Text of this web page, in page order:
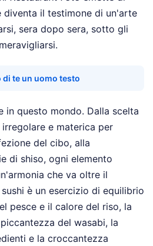
diventa il testimone di un'arte
sera dopo sera, sotto gli
di te un uomo testo
in questo mondo. Dalla scelta
e materica per
del cibo, alla
di shiso, ogni elemento
che va oltre il
è un esercizio di equilibrio
pesce e il calore del riso, la
del wasabi, la
e la croccantezza